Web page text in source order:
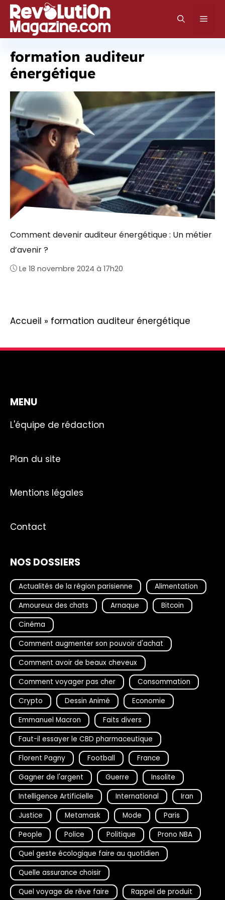
Aller
au
contenu
formation auditeur
énergétique
Comment devenir auditeur énergétique : Un métier
d’avenir ?
Le 18 novembre 2024 à 17h20
Accueil » formation auditeur énergétique
MENU
L'équipe de rédaction
Plan du site
Mentions légales
Contact
NOS DOSSIERS
Actualités de la région parisienne
Alimentation
Amoureux des chats
Arnaque
Bitcoin
Cinéma
Comment augmenter son pouvoir d'achat
Comment avoir de beaux cheveux
Comment voyager pas cher
Consommation
Crypto
Dessin Animé
Economie
Emmanuel Macron
Faits divers
Faut-il essayer le CBD pharmaceutique
Florent Pagny
Football
France
Gagner de l'argent
Guerre
Insolite
Intelligence Artificielle
International
Iran
Justice
Metamask Mode
Paris
People
Police Politique
Prono NBA
Quel geste écologique faire au quotidien
Quelle assurance choisir
Quel voyage de rêve faire
Rappel de produit